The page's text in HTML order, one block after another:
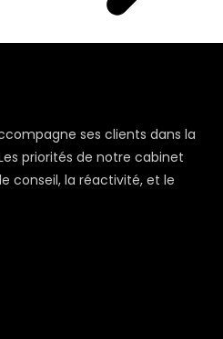
ses clients dans la
priorités de notre cabinet
conseil, la réactivité, et le